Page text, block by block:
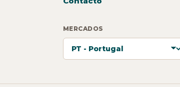
MERCADOS